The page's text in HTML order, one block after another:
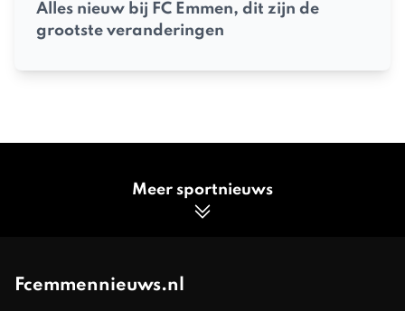
Alles nieuw bij FC Emmen, dit zijn de
grootste veranderingen
Meer sportnieuws
Fcemmennieuws.nl